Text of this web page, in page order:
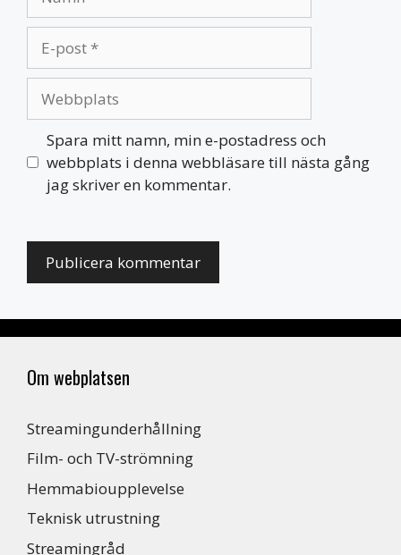
post
Spara mitt namn, min e-postadress och
webbplats i denna webbläsare till nästa gång
jag skriver en kommentar.
Om webplatsen
Streamingunderhållning
Film- och TV-strömning
Hemmabioupplevelse
Teknisk utrustning
Streamingråd